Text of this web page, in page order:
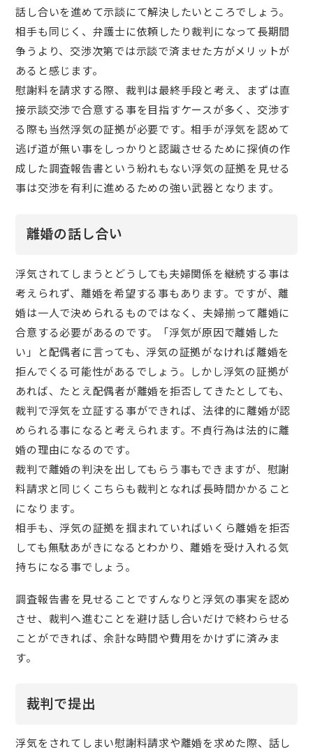
話し合いを進めて示談にて解決したいところでしょう。
相手も同じく、弁護士に依頼したり裁判になって長期間
争うより、交渉次第では示談で済ませた方がメリットが
あると感じます。
慰謝料を請求する際、裁判は最終手段と考え、まずは直
接示談交渉で合意する事を目指すケースが多く、交渉す
る際も当然浮気の証拠が必要です。相手が浮気を認めて
逃げ道が無い事をしっかりと認識させるために探偵の作
成した調査報告書という紛れもない浮気の証拠を見せる
事は交渉を有利に進めるための強い武器となります。
離婚の話し合い
浮気されてしまうとどうしても夫婦関係を継続する事は
考えられず、離婚を希望する事もあります。ですが、離
婚は一人で決められるものではなく、夫婦揃って離婚に
合意する必要があるのです。「浮気が原因で離婚した
い」と配偶者に言っても、浮気の証拠がなければ離婚を
拒んでくる可能性があるでしょう。しかし浮気の証拠が
あれば、たとえ配偶者が離婚を拒否してきたとしても、
裁判で浮気を立証する事ができれば、法律的に離婚が認
められる事になると考えられます。不貞行為は法的に離
婚の理由になるのです。
裁判で離婚の判決を出してもらう事もできますが、慰謝
料請求と同じくこちらも裁判となれば長時間かかること
になります。
相手も、浮気の証拠を掴まれていればいくら離婚を拒否
しても無駄あがきになるとわかり、離婚を受け入れる気
持ちになる事でしょう。
調査報告書を見せることですんなりと浮気の事実を認め
させ、裁判へ進むことを避け話し合いだけで終わらせる
ことができれば、余計な時間や費用をかけずに済みま
す。
裁判で提出
浮気をされてしまい慰謝料請求や離婚を求めた際、話し